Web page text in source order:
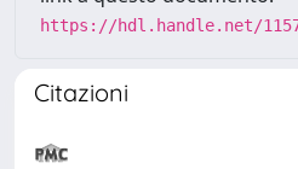
https://hdl.handle.net/
Citazioni